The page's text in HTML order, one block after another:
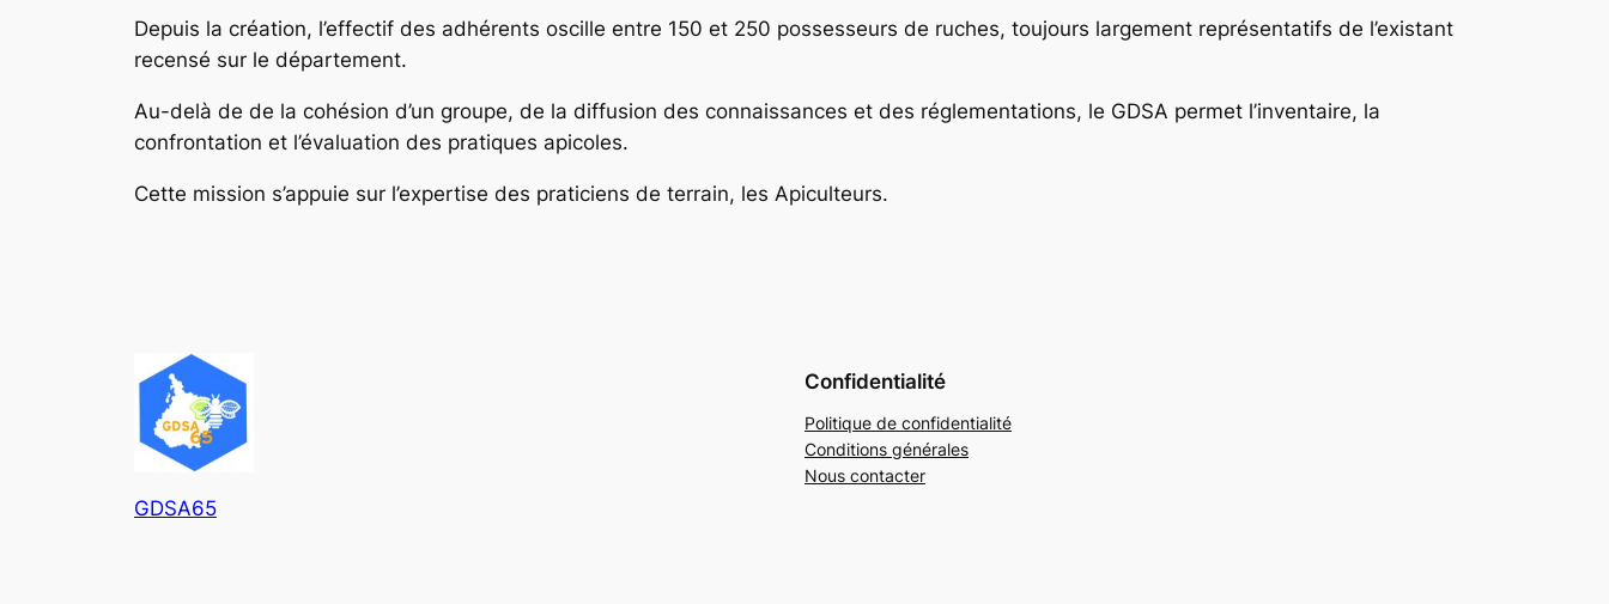
Depuis la création, l’effectif des adhérents oscille entre 150 et 250 possesseurs de ruches, toujours largement représentatifs de l’existant
recensé sur le département.
Au-delà de de la cohésion d’un groupe, de la diffusion des connaissances et des réglementations, le GDSA permet l’inventaire, la
confrontation et l’évaluation des pratiques apicoles.
Cette mission s’appuie sur l’expertise des praticiens de terrain, les Apiculteurs.
GDSA65
Confidentialité
Politique de confidentialité
Conditions générales
Nous contacter